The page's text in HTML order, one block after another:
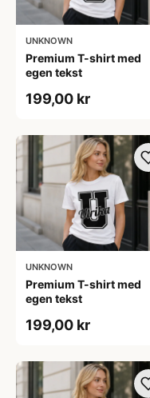
UNKNOWN
Premium T-shirt med
egen tekst
199,00 kr
UNKNOWN
Premium T-shirt med
egen tekst
199,00 kr